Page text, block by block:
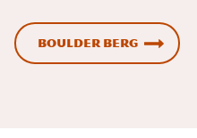
Boulder Berg